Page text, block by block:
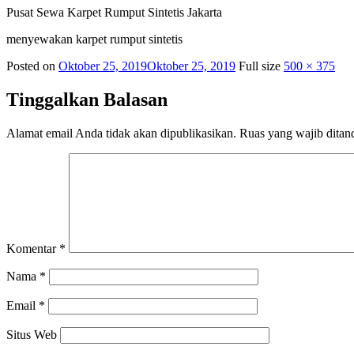
Pusat Sewa Karpet Rumput Sintetis Jakarta
menyewakan karpet rumput sintetis
Posted on Oktober 25, 2019Oktober 25, 2019 Full size 500 × 375
Tinggalkan Balasan
Alamat email Anda tidak akan dipublikasikan. Ruas yang wajib
Komentar *
Nama *
Email *
Situs Web